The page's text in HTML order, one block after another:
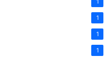
1
1
1
1